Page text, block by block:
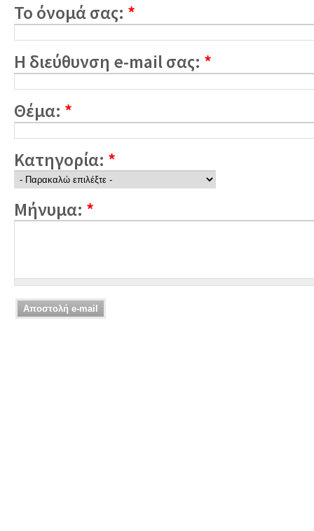
Το όνομά σας: *
Η διεύθυνση e-mail σας: *
Θέμα: *
Κατηγορία: *
Μήνυμα: *